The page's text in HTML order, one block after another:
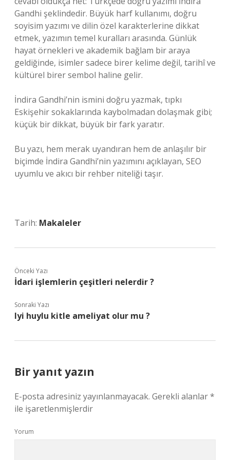
Gandhi şeklindedir. Büyük harf kullanımı, doğru
soyisim yazımı ve dilin özel karakterlerine dikkat
etmek, yazımın temel kuralları arasında. Günlük
hayat örnekleri ve akademik bağlam bir araya
geldiğinde, isimler sadece birer kelime değil, tarihî ve
kültürel birer sembol haline gelir.
İndira Gandhi’nin ismini doğru yazmak, tıpkı
Eskişehir sokaklarında kaybolmadan dolaşmak gibi;
küçük bir dikkat, büyük bir fark yaratır.
Bu yazı, hem merak uyandıran hem de anlaşılır bir
biçimde İndira Gandhi’nin yazımını açıklayan, SEO
uyumlu ve akıcı bir rehber niteliği taşır.
Tarih: Makaleler
Önceki Yazı
İdari işlemlerin çeşitleri nelerdir ?
Sonraki Yazı
Iyi huylu kitle ameliyat olur mu ?
Bir yanıt yazın
E-posta adresiniz yayınlanmayacak. Gerekli alanlar*
ile işaretlenmişlerdir
Yorum